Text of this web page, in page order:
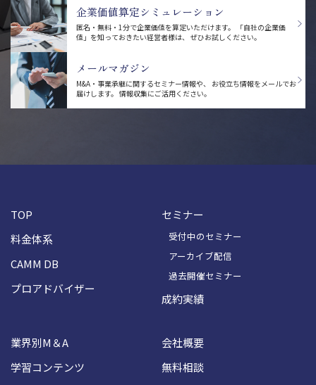
企業価値算定シミュレーション
匿名・無料・1分で企業価値を算定いただけます。
「自社の企業価
値」を知っておきたい経営者様は、 ぜひお試しください。
メールマガジン
M&A・事業承継に関するセミナー情報や、
お役立ち情報をメールでお
届けします。 情報収集にご活用ください。
TOP
料金体系
CAMM DB
プロアドバイザー
セミナー
受付中のセミナー
アーカイブ配信
過去開催セミナー
成約実績
業界別M＆A
学習コンテンツ
会社概要
無料相談